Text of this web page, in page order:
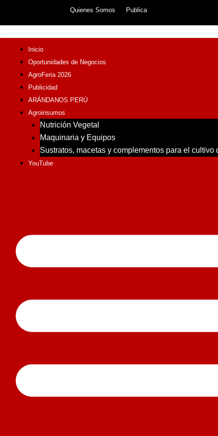
Quienes Somos Publica
Inicio
Oportunidades de Negocios
AgroFeria 2026
Publicidad
ARÁNDANOS PERÚ
Agroinsumos
Nutrición Vegetal
Maquinaria y Equipos
Sustratos, macetas y complementos para el cultivo
YouTube